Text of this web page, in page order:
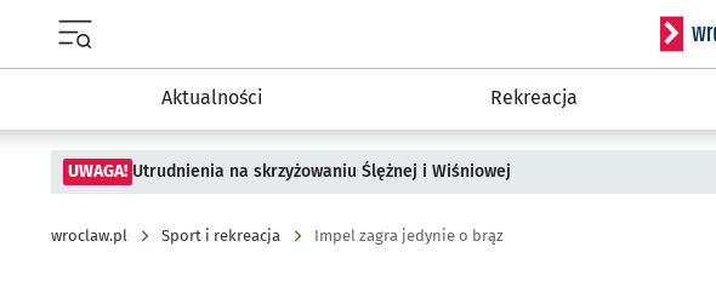
Aktualności Rekreacja
UWAGA! Utrudnienia na skrzyżowaniu Ślężnej i Wiśniowej
wroclaw.pl Sport i rekreacja Impel zagra jedynie o brąz